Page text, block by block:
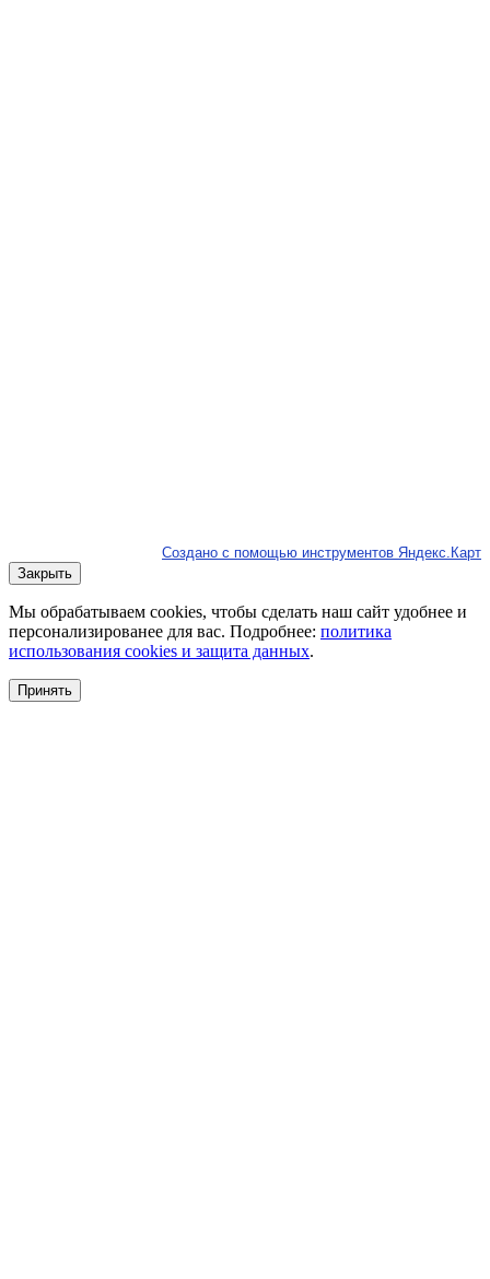
Создано с помощью инструментов Яндекс.Карт
Закрыть
Мы обрабатываем cookies, чтобы сделать наш сайт удобнее и
персонализированее для вас. Подробнее: политика
использования cookies и защита данных.
Принять